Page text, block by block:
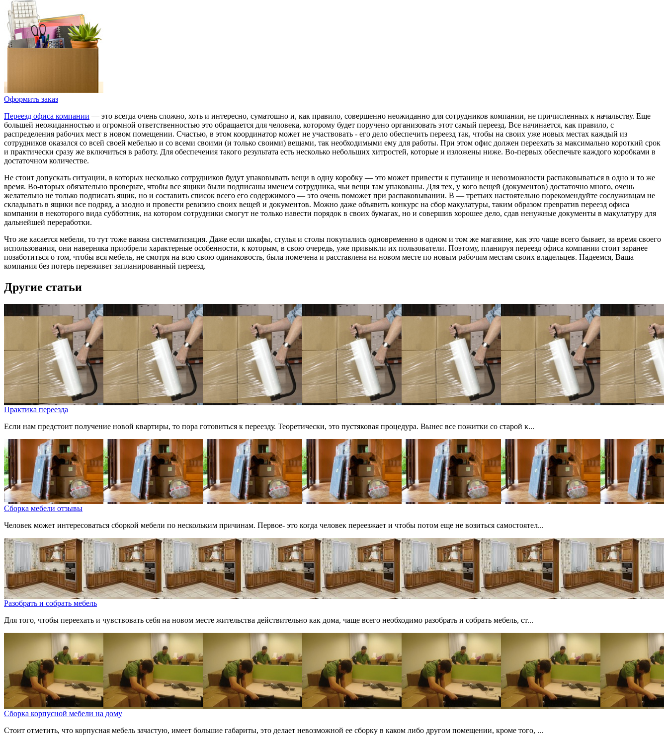
Оформить заказ
Переезд офиса компании — это всегда очень сложно, хоть и интересно, суматошно и, как правило, совершенно неожиданно для сотрудников компании, не причисленных к начальству. Еще
большей неожиданностью и огромной ответственностью это обращается для человека, которому будет поручено организовать этот самый переезд. Все начинается, как правило, с
распределения рабочих мест в новом помещении. Счастью, в этом координатор может не участвовать - его дело обеспечить переезд так, чтобы на своих уже новых местах каждый из
сотрудников оказался со всей своей мебелью и со всеми своими (и только своими) вещами, так необходимыми ему для работы. При этом офис должен переехать за максимально короткий срок
и практически сразу же включиться в работу. Для обеспечения такого результата есть несколько небольших хитростей, которые и изложены ниже. Во-первых обеспечьте каждого коробками в
достаточном количестве.
Не стоит допускать ситуации, в которых несколько сотрудников будут упаковывать вещи в одну коробку — это может привести к путанице и невозможности распаковываться в одно и то же
время. Во-вторых обязательно проверьте, чтобы все ящики были подписаны именем сотрудника, чьи вещи там упакованы. Для тех, у кого вещей (документов) достаточно много, очень
желательно не только подписать ящик, но и составить список всего его содержимого — это очень поможет при распаковывании. В — третьих настоятельно порекомендуйте сослуживцам не
складывать в ящики все подряд, а заодно и провести ревизию своих вещей и документов. Можно даже объявить конкурс на сбор макулатуры, таким образом превратив переезд офиса
компании в некоторого вида субботник, на котором сотрудники смогут не только навести порядок в своих бумагах, но и совершив хорошее дело, сдав ненужные документы в макулатуру для
дальнейшей переработки.
Что же касается мебели, то тут тоже важна систематизация. Даже если шкафы, стулья и столы покупались одновременно в одном и том же магазине, как это чаще всего бывает, за время своего
использования, они наверняка приобрели характерные особенности, к которым, в свою очередь, уже привыкли их пользователи. Поэтому, планируя переезд офиса компании стоит заранее
позаботиться о том, чтобы вся мебель, не смотря на всю свою одинаковость, была помечена и расставлена на новом месте по новым рабочим местам своих владельцев. Надеемся, Ваша
компания без потерь переживет запланированный переезд.
Другие статьи
Практика переезда
Если нам предстоит получение новой квартиры, то пора готовиться к переезду. Теоретически, это пустяковая процедура. Вынес все пожитки со старой к...
Сборка мебели отзывы
Человек может интересоваться сборкой мебели по нескольким причинам. Первое- это когда человек переезжает и чтобы потом еще не возиться самостоятел...
Разобрать и собрать мебель
Для того, чтобы переехать и чувствовать себя на новом месте жительства действительно как дома, чаще всего необходимо разобрать и собрать мебель, ст...
Сборка корпусной мебели на дому
Стоит отметить, что корпусная мебель зачастую, имеет большие габариты, это делает невозможной ее сборку в каком либо другом помещении, кроме того, ...